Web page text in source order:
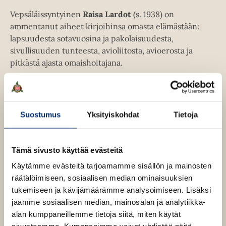
Suostumus Yksityiskohdat Tietoja
Tämä sivusto käyttää evästeitä
Käytämme evästeitä tarjoamamme sisällön ja mainosten
räätälöimiseen, sosiaalisen median ominaisuuksien
tukemiseen ja kävijämäärämme analysoimiseen. Lisäksi
jaamme sosiaalisen median, mainosalan ja analytiikka-
alan kumppaneillemme tietoja siitä, miten käytät
a
a
u
u
t
e
v
ä
i
l
e
h
t
e
Vepsäläissyntyinen Raisa Lardot (s. 1938) on
ammentanut aiheet kirjoihinsa omasta elämästään:
lapsuudesta sotavuosina ja pakolaisuudesta,
sivullisuuden tunteesta, avioliitosta, avioerosta ja
pitkästä ajasta omaishoitajana.
Lue lisää tekijästä
a
a
d
o
t